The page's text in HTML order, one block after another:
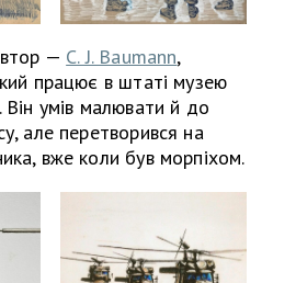
— C. J. Baumann,
працює в штаті музею
Він умів малювати й до
але перетворився на
вже коли був морпіхом.